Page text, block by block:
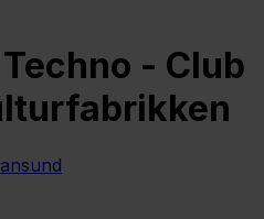
- Club